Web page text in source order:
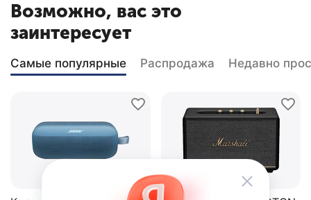
Возможно, вас это
заинтересует
Самые популярные Распродажа Недавно